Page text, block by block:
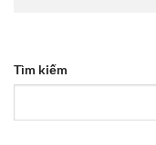
Tìm kiếm